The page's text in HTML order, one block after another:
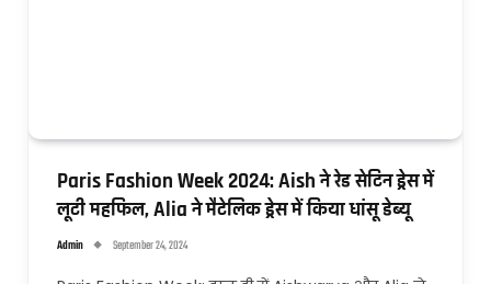
Paris Fashion Week 2024: Aish ने रेड सेटिन ड्रेस में
लूटी महफिल, Alia ने मैटेलिक ड्रेस में किया धांसू डेब्यू
Admin September 24, 2024